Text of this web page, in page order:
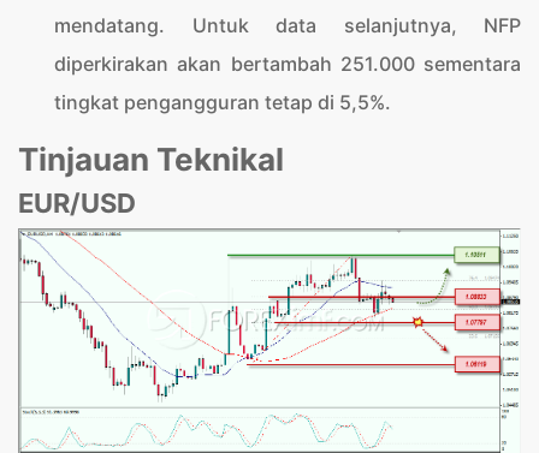
mendatang. Untuk data selanjutnya, NFP
diperkirakan akan bertambah 251.000 sementara
tingkat pengangguran tetap di 5,5%.
Tinjauan Teknikal
EUR/USD